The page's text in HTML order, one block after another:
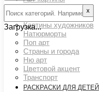
Животный мир
Люди
Картины художников
Натюрморты
Поп арт
Страны и города
Ню арт
Цветовой акцент
Транспорт
РАСКРАСКИ ДЛЯ ДЕТЕЙ
х
Загрузка...